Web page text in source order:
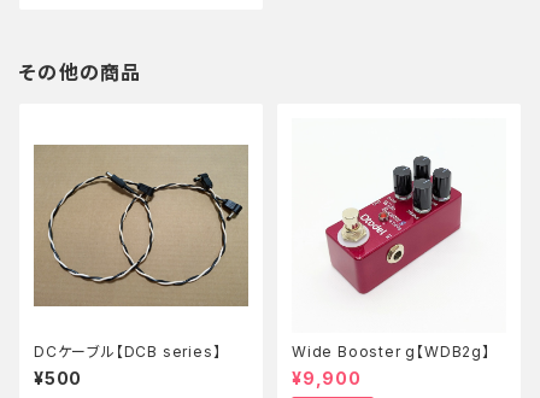
その他の商品
DCケーブル【DCB series】
¥500
Wide Booster g【WDB2g】
¥9,900